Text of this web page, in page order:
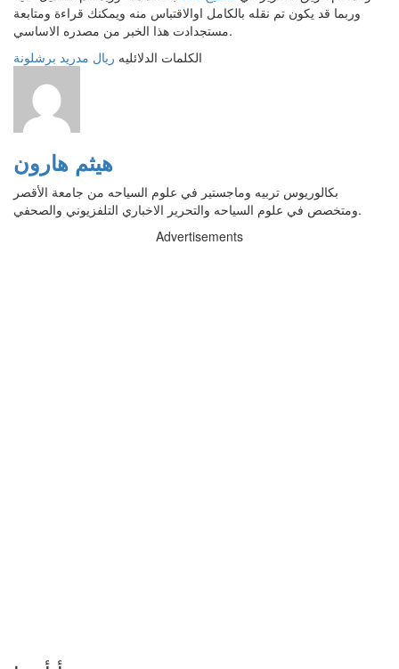
وربما قد يكون تم نقله بالكامل اوالاقتباس منه ويمكنك قراءة ومتابعة
مستجدادت هذا الخبر من مصدره الاساسي.
الكلمات الدلائليه ريال مدريد برشلونة
هيثم هارون
بكالوريوس تربيه وماجستير في علوم السياحه من جامعة الأقصر
ومتخصص في علوم السياحه والتحرير الاخباري التلفزيوني والصحفي.
Advertisements